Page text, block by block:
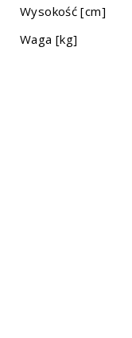
Wysokość [cm]
Waga [kg]